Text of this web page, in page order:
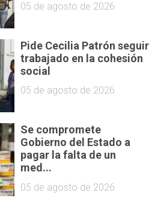
05 de agosto de 2026
Pide Cecilia Patrón seguir
trabajado en la cohesión
social
05 de agosto de 2026
Se compromete
Gobierno del Estado a
pagar la falta de un
med...
05 de agosto de 2026